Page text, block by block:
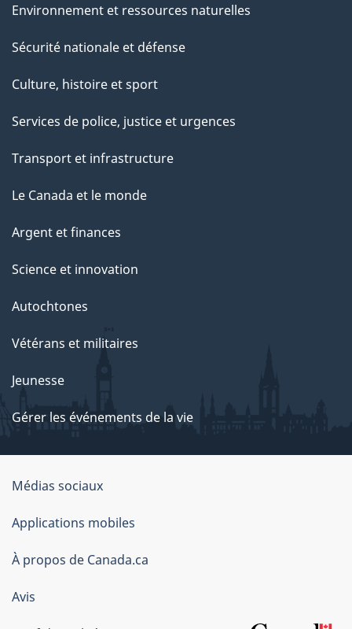
Environnement et ressources naturelles
Sécurité nationale et défense
Culture, histoire et sport
Services de police, justice et urgences
Transport et infrastructure
Le Canada et le monde
Argent et finances
Science et innovation
Autochtones
Vétérans et militaires
Jeunesse
Gérer les événements de la vie
Organisation
du
gouvernement
du
Canada
Médias sociaux
Applications mobiles
À propos de Canada.ca
Avis